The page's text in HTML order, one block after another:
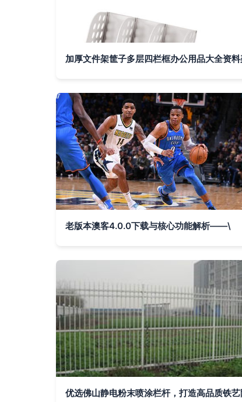
老版本澳客4.0.0下载与核心功能解析——\